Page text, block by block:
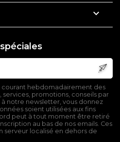

courant hebdomadairement des
services, promotions, conseils par
à notre newsletter, vous donnez
soient utilisées aux fins
peut à tout moment être retiré
au bas de nos emails. Ces
serveur localisé en dehors de